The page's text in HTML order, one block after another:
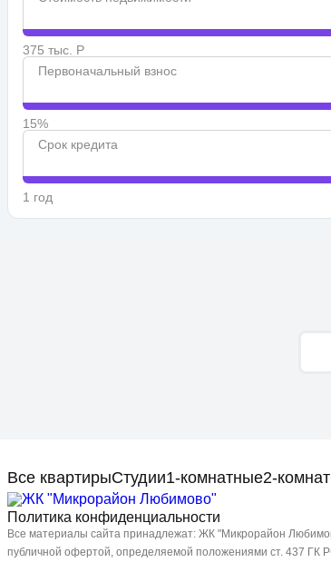
375 тыс. Р
Первоначальный взнос
15%
Срок кредита
1 год
Все квартирыСтудии1-комнатные2-
Политика конфиденциальности
Все материалы сайта принадлежат: ЖК "Микрорайон
публичной офертой, определяемой положениями ст. 437 ГК